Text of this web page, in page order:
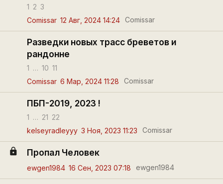
1 2 3
Comissar 12 Авг, 2024 14:24 Comissar
Разведки новых трасс бреветов и
рандонне
1 … 10 11
Comissar 6 Мар, 2024 11:28 Comissar
ПБП-2019, 2023 !
1 … 21 22
kelseyradleyyy 3 Ноя, 2023 11:23 Comissar
lock Пропал Человек
ewgen1984 16 Сен, 2023 07:18 ewgen1984